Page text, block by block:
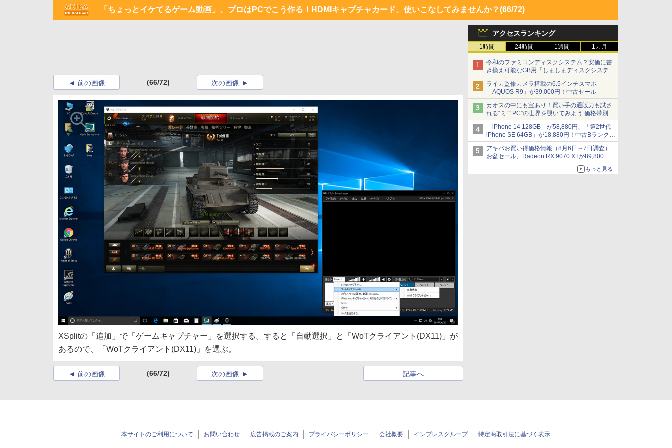
「ちょっとイケてるゲーム動画」、プロはPCでこう作る！HDMIキャプチャカード、使いこなしてみませんか？(66/72)
アクセスランキング
1時間 24時間 1週間 1カ月
令和のファミコンディスクシステム？安価に書
き換え可能なGB用「しましまディスクシステ
ム」
ライカ監修カメラ搭載の6.5インチスマホ
「AQUOS R9」が39,000円！中古セール
カオスの中にも宝あり！買い手の通販力も試さ
れる“ミニPC”の世界を覗いてみよう 価格帯別に
仕様や特徴を整理、11製品をピックアップ text
by 石川 ひさよし
「iPhone 14 128GB」が58,880円、「第2世代
iPhone SE 64GB」が18,880円！中古Bランク品
セール
アキバお買い得価格情報（8月6日～7日調査）
お盆セール、Radeon RX 9070 XTが89,800
円、水平周波数24.8kHz対応の17型モニターが
9,801円、暑さ指数連動セール ほか
もっと見る
前の画像 (66/72) 次の画像
XSplitの「追加」で「ゲームキャプチャー」を選択する。すると「自動選択」と「WoTクライアント(DX11)」が
あるので、「WoTクライアント(DX11)」を選ぶ。
前の画像 (66/72) 次の画像 記事へ
本サイトのご利用について お問い合わせ 広告掲載のご案内 プライバシーポリシー 会社概要 インプレスグループ 特定商取引法に基づく表示